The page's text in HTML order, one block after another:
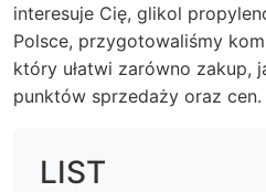
interesuje Cię, glikol
Polsce, przygotowaliśmy
który ułatwi zarówno zakup,
punktów sprzedaży oraz cen.
LIST